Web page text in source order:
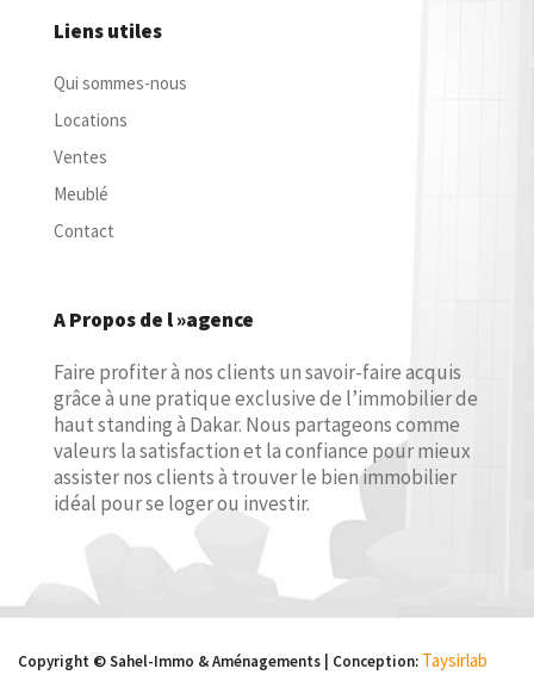
Liens utiles
Qui sommes-nous
Locations
Ventes
Meublé
Contact
A Propos de l »agence
Faire profiter à nos clients un savoir-faire acquis
grâce à une pratique exclusive de l’immobilier de
haut standing à Dakar. Nous partageons comme
valeurs la satisfaction et la confiance pour mieux
assister nos clients à trouver le bien immobilier
idéal pour se loger ou investir.
Copyright © Sahel-Immo & Aménagements | Conception: Taysirlab